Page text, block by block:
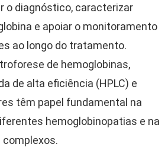
o diagnóstico, caracterizar
e apoiar o monitoramento
ao longo do tratamento.
de hemoglobinas,
de alta eficiência (HPLC) e
têm papel fundamental na
hemoglobinopatias e na
complexos.